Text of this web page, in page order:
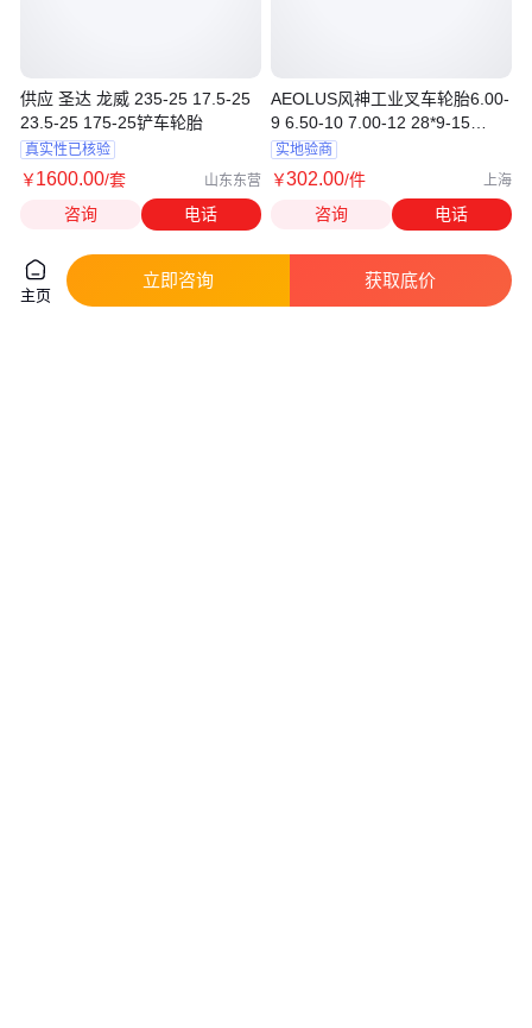
供应 圣达 龙威 235-25 17.5-25
23.5-25 175-25铲车轮胎
真实性已核验
￥1600.00/套 山东东营
咨询 电话
AEOLUS风神工业叉车轮胎6.00-
9 6.50-10 7.00-12 28*9-15
8.25-15
实地验商
￥302.00/件 上海
咨询 电话
主页
立即咨询 获取底价